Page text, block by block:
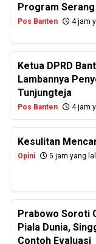
Program
Pos Banten 4 jam
Ketua DPRD
Lambannya
Tunjungteja
Pos Banten 4 jam
Kesulitan
Opini 5 jam yang
Prabowo Soroti
Piala Dunia,
Contoh Evaluasi